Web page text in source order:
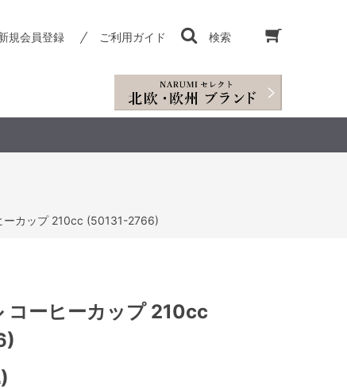
規会員登録 ご利用ガイド 検索
ーカップ 210cc (50131-2766)
コーヒーカップ 210cc